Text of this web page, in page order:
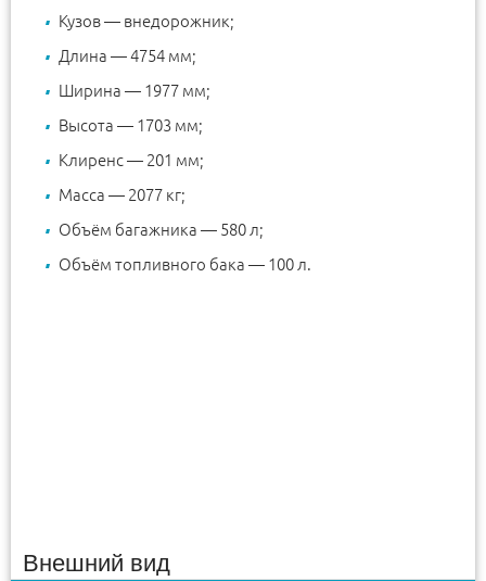
Кузов — внедорожник;
Длина — 4754 мм;
Ширина — 1977 мм;
Высота — 1703 мм;
Клиренс — 201 мм;
Масса — 2077 кг;
Объём багажника — 580 л;
Объём топливного бака — 100 л.
Внешний вид